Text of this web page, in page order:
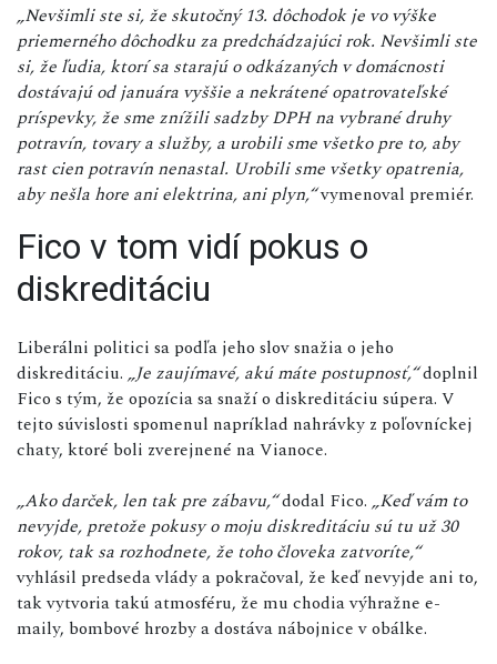
„Nevšimli ste si, že skutočný 13. dôchodok je vo výške
priemerného dôchodku za predchádzajúci rok. Nevšimli ste
si, že ľudia, ktorí sa starajú o odkázaných v domácnosti
dostávajú od januára vyššie a nekrátené opatrovateľské
príspevky, že sme znížili sadzby DPH na vybrané druhy
potravín, tovary a služby, a urobili sme všetko pre to, aby
rast cien potravín nenastal. Urobili sme všetky opatrenia,
aby nešla hore ani elektrina, ani plyn,“vymenoval premiér.
Fico v tom vidí pokus o
diskreditáciu
Liberálni politici sa podľa jeho slov snažia o jeho
diskreditáciu. „Je zaujímavé, akú máte postupnosť,“doplnil
Fico s tým, že opozícia sa snaží o diskreditáciu súpera. V
tejto súvislosti spomenul napríklad nahrávky z poľovníckej
chaty, ktoré boli zverejnené na Vianoce.
„Ako darček, len tak pre zábavu,“dodal Fico. „Keď vám to
nevyjde, pretože pokusy o moju diskreditáciu sú tu už 30
rokov, tak sa rozhodnete, že toho človeka zatvoríte,“
vyhlásil predseda vlády a pokračoval, že keď nevyjde ani to,
tak vytvoria takú atmosféru, že mu chodia výhražne e-
maily, bombové hrozby a dostáva nábojnice v obálke.